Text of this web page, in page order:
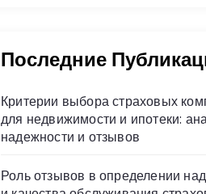
Последние
Критерии выбора страховых
для недвижимости и ипотеки:
надежности и отзывов
Роль отзывов в определении